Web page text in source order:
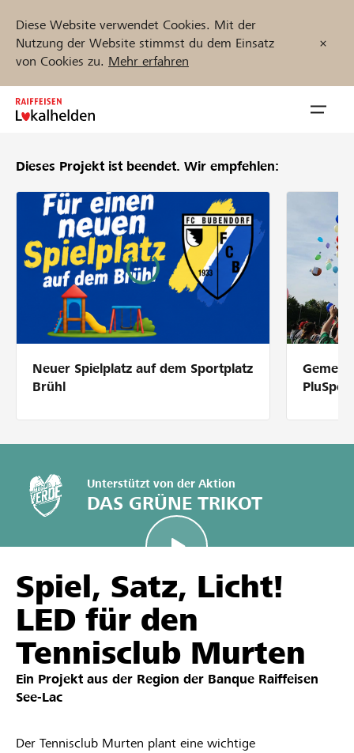
Diese Website verwendet Cookies. Mit der
Nutzung der Website stimmst du dem Einsatz
von Cookies zu. Mehr erfahren
Zum
Inhalt
Unterstützen
Hilfe & Support
Partner / Raiffeisenbank
Anmelden
Registrieren
Projekte und Organisationen finden
DE FR IT
Dieses Projekt ist beendet. Wir empfehlen:
Neuer Spielplatz auf dem Sportplatz
Brühl
Unterstützt von der Aktion
DAS GRÜNE TRIKOT
Spiel, Satz, Licht!
LED für den
Tennisclub Murten
Ein Projekt aus der Region der Banque Raiffeisen
See-Lac
Der Tennisclub Murten plant eine wichtige